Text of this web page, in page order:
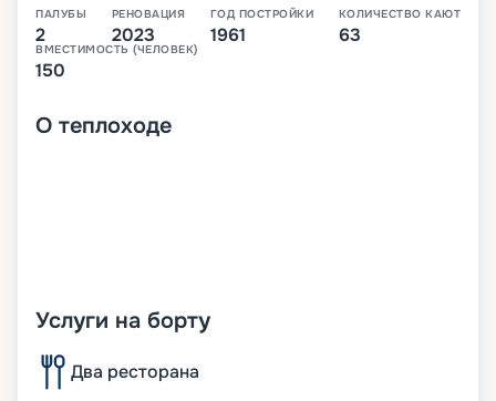
ПАЛУБЫ
2
РЕНОВАЦИЯ
2023
ГОД ПОСТРОЙКИ
1961
КОЛИЧЕСТВО КАЮТ
63
ВМЕСТИМОСТЬ (ЧЕЛОВЕК)
150
О теплоходе
Услуги на борту
Два ресторана